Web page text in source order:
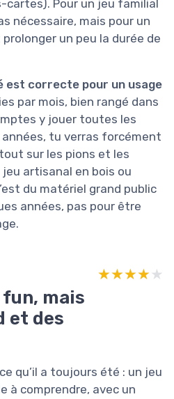
cartes). Pour un jeu familial
nécessaire, mais pour un
un peu la durée de
est correcte pour un usage
par mois, bien rangé dans
y jouer toutes les
tu verras forcément
sur les pions et les
jeu artisanal en bois ou
du matériel grand public
années, pas pour être
mais
et des
★★★★★
★★★★★
qu’il a toujours été : un jeu
à comprendre, avec un